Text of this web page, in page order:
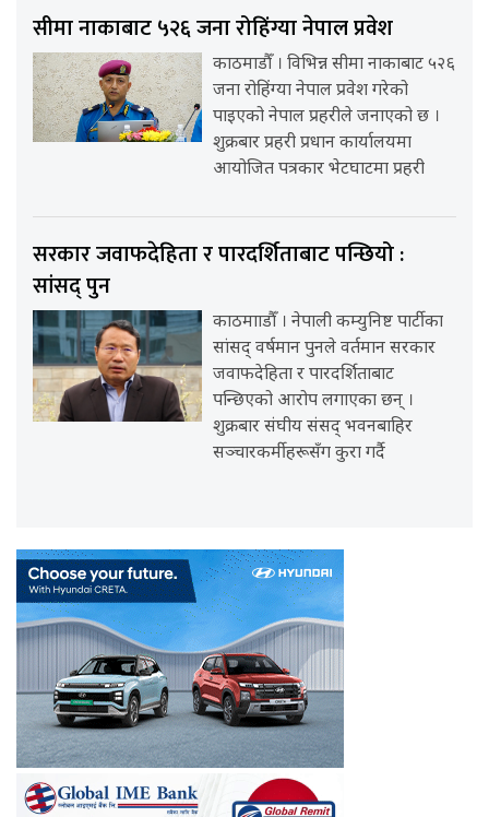
सीमा नाकाबाट ५२६ जना रोहिंग्या नेपाल प्रवेश
काठमाडौँ । विभिन्न सीमा नाकाबाट ५२६
जना रोहिंग्या नेपाल प्रवेश गरेको
पाइएको नेपाल प्रहरीले जनाएको छ ।
शुक्रबार प्रहरी प्रधान कार्यालयमा
आयोजित पत्रकार भेटघाटमा प्रहरी
सरकार जवाफदेहिता र पारदर्शिताबाट पन्छियो :
सांसद् पुन
काठमााडौँ । नेपाली कम्युनिष्ट पार्टीका
सांसद् वर्षमान पुनले वर्तमान सरकार
जवाफदेहिता र पारदर्शिताबाट
पन्छिएको आरोप लगाएका छन् ।
शुक्रबार संघीय संसद् भवनबाहिर
सञ्चारकर्मीहरूसँग कुरा गर्दै